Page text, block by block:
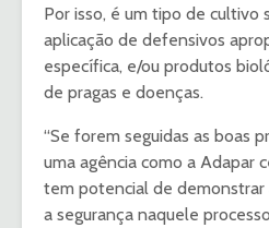
Por isso, é um tipo de cultivo
aplicação de defensivos
específica, e/ou produtos
de pragas e doenças.
“Se forem seguidas as boas
uma agência como a Adapar
tem potencial de demonstrar
a segurança naquele